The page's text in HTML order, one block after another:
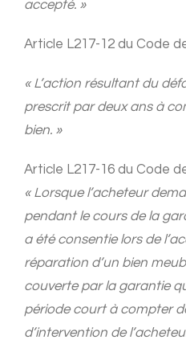
accepté. »
Article L217-12 du Code
« L’action résultant du
prescrit par deux ans à
bien. »
Article L217-16 du Code
« Lorsque l’acheteur
pendant le cours de la
a été consentie lors de
réparation d’un bien
couverte par la garantie
période court à compter
d’intervention de